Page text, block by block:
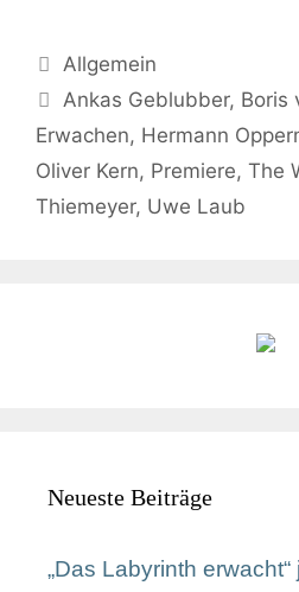
Allgemein
Ankas Geblubber, Boris
Erwachen, Hermann
Oliver Kern, Premiere, The
Thiemeyer, Uwe Laub
Neueste Beiträge
„Das Labyrinth